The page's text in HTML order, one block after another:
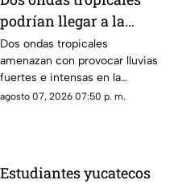
podrían llegar a la
Península de Yucatán y
provocar varios días de
lluvias; esto se sabe
Dos ondas tropicales
amenazan con provocar lluvias
fuertes e intensas en la
Península de Yucatán, por lo
agosto 07, 2026 07:50 p. m.
Estudiantes yucatecos